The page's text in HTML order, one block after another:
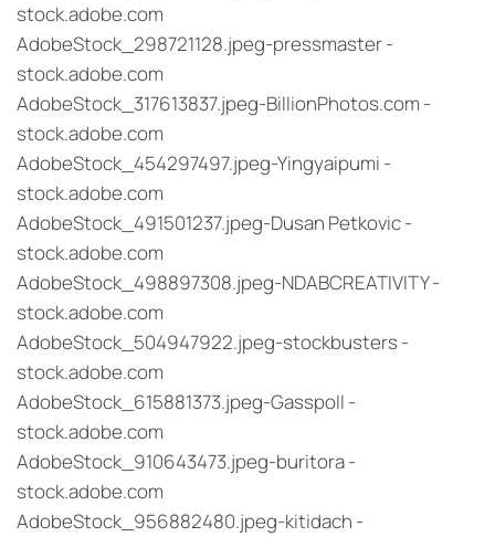
stock.adobe.com
AdobeStock_298721128.jpeg-pressmaster -
stock.adobe.com
AdobeStock_317613837.jpeg-BillionPhotos.com -
stock.adobe.com
AdobeStock_454297497.jpeg-Yingyaipumi -
stock.adobe.com
AdobeStock_491501237.jpeg-Dusan Petkovic -
stock.adobe.com
AdobeStock_498897308.jpeg-NDABCREATIVITY -
stock.adobe.com
AdobeStock_504947922.jpeg-stockbusters -
stock.adobe.com
AdobeStock_615881373.jpeg-Gasspoll -
stock.adobe.com
AdobeStock_910643473.jpeg-buritora -
stock.adobe.com
AdobeStock_956882480.jpeg-kitidach -